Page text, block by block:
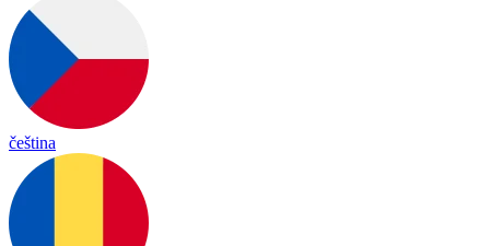
čeština